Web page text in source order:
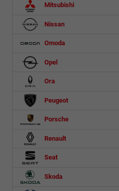
Mitsubishi
Nissan
Omoda
Opel
Ora
Peugeot
Porsche
Renault
Seat
Skoda